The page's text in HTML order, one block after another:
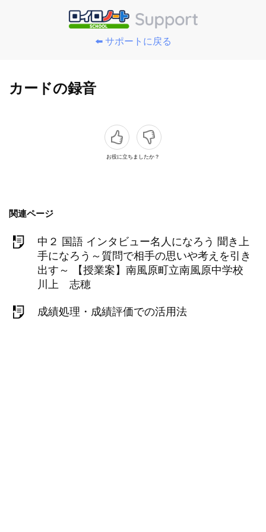
⬅️ サポートに戻る
カードの録音
お役に立ちましたか？
関連ページ
中２ 国語 インタビュー名人になろう 聞き上
手になろう～質問で相手の思いや考えを引き
出す～ 【授業案】南風原町立南風原中学校
川上 志穂
成績処理・成績評価での活用法